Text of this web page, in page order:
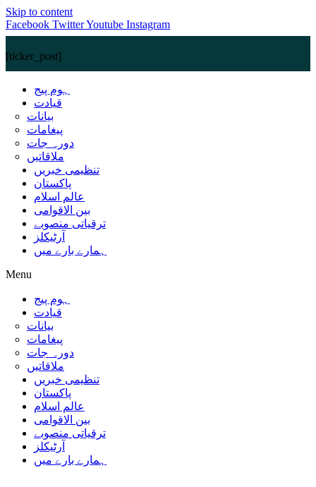
Skip to content
Facebook TwitterYoutube Instagram
[ticker_post]
ہوم پیج
قیادت
بیانات
پیغامات
دورہ جات
ملاقاتیں
تنظیمی خبریں
پاکستان
عالم اسلام
بین الاقوامی
ترقیاتی منصوبے
آرٹیکلز
ہمارے بارے میں
Menu
ہوم پیج
قیادت
بیانات
پیغامات
دورہ جات
ملاقاتیں
تنظیمی خبریں
پاکستان
عالم اسلام
بین الاقوامی
ترقیاتی منصوبے
آرٹیکلز
ہمارے بارے میں